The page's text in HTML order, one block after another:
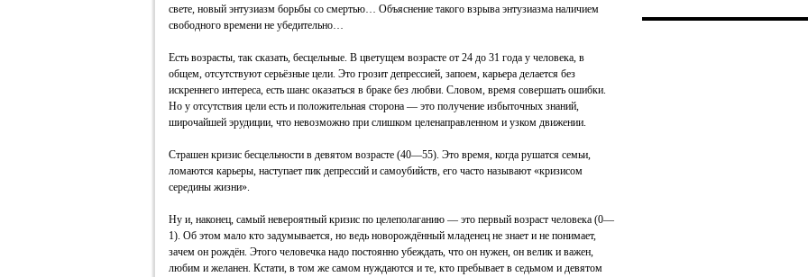
свете, новый энтузиазм борьбы со смертью… Объяснение такого взрыва энтузиазма наличием
свободного времени не убедительно…
Есть возрасты, так сказать, бесцельные. В цветущем возрасте от 24 до 31 года у человека, в
общем, отсутствуют серьёзные цели. Это грозит депрессией, запоем, карьера делается без
искреннего интереса, есть шанс оказаться в браке без любви. Словом, время совершать ошибки.
Но у отсутствия цели есть и положительная сторона — это получение избыточных знаний,
широчайшей эрудиции, что невозможно при слишком целенаправленном и узком движении.
Страшен кризис бесцельности в девятом возрасте (40—55). Это время, когда рушатся семьи,
ломаются карьеры, наступает пик депрессий и самоубийств, его часто называют «кризисом
середины жизни».
Ну и, наконец, самый невероятный кризис по целеполаганию — это первый возраст человека (0—
1). Об этом мало кто задумывается, но ведь новорождённый младенец не знает и не понимает,
зачем он рождён. Этого человечка надо постоянно убеждать, что он нужен, он велик и важен,
любим и желанен. Кстати, в том же самом нуждаются и те, кто пребывает в седьмом и девятом